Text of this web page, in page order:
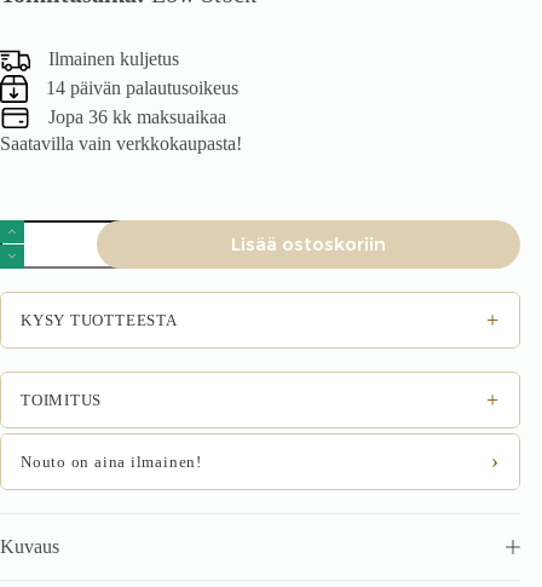
Ilmainen kuljetus
14 päivän palautusoikeus
Jopa 36 kk maksuaikaa
Saatavilla vain verkkokaupasta!
Sänky
MONTERO
160x200,
tummansininen
Monolith
määrä
Lisää ostoskoriin
KYSY TUOTTEESTA +
TOIMITUS +
Nouto on aina ilmainen! ›
Kuvaus